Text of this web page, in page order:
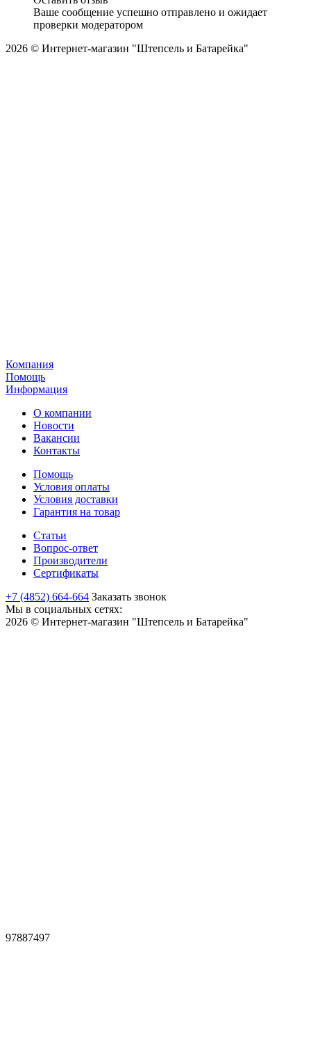
Ваше сообщение успешно отправлено и ожидает
проверки модератором
2026 © Интернет-магазин "Штепсель и Батарейка"
Компания
Помощь
Информация
О компании
Новости
Вакансии
Контакты
Помощь
Условия оплаты
Условия доставки
Гарантия на товар
Статьи
Вопрос-ответ
Производители
Сертификаты
+7 (4852) 664-664 Заказать звонок
Мы в социальных сетях:
2026 © Интернет-магазин "Штепсель и Батарейка"
97887497